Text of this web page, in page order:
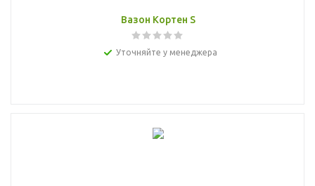
Вазон Кортен S
Уточняйте у менеджера